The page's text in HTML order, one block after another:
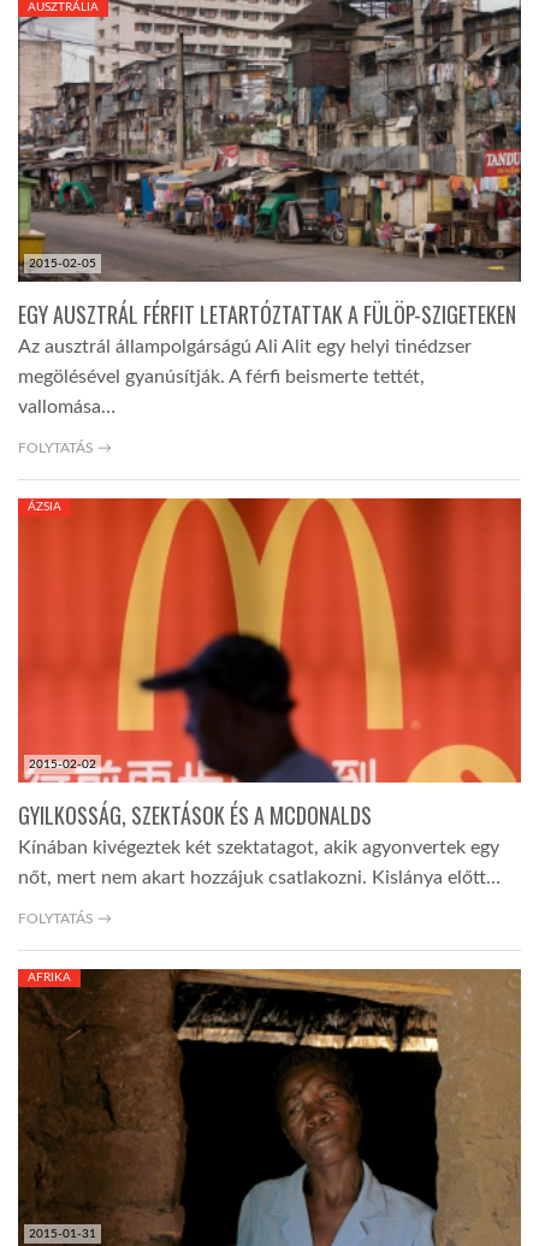
2015-02-05
AUSZTRÁLIA
EGY AUSZTRÁL FÉRFIT LETARTÓZTATTAK A FÜLÖP-SZIGETEKEN
Az ausztrál állampolgárságú Ali Alit egy helyi tinédzser
megölésével gyanúsítják. A férfi beismerte tettét,
vallomása…
FOLYTATÁS →
2015-02-02
ÁZSIA
GYILKOSSÁG, SZEKTÁSOK ÉS A MCDONALDS
Kínában kivégeztek két szektatagot, akik agyonvertek egy
nőt, mert nem akart hozzájuk csatlakozni. Kislánya előtt…
FOLYTATÁS →
2015-01-31
AFRIKA